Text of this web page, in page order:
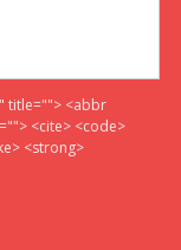
title=""> <abbr
<cite> <code>
<strong>